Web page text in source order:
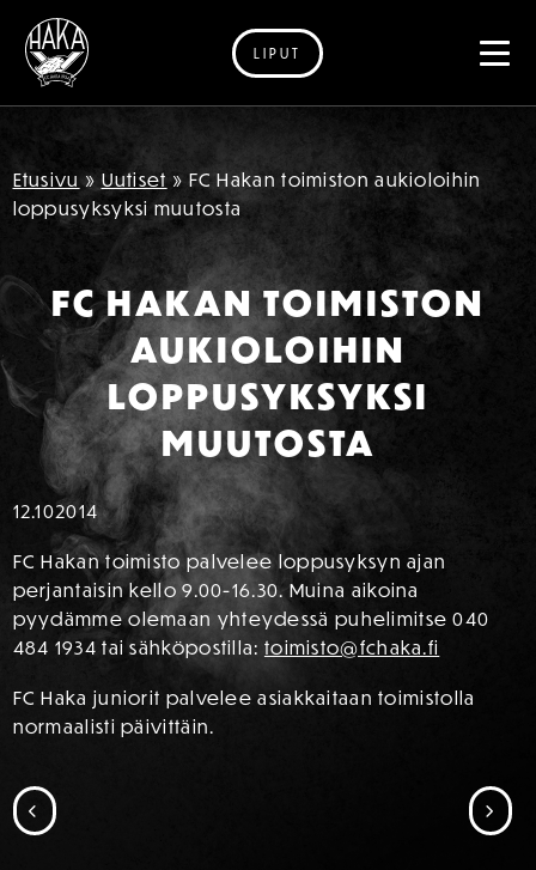
Siirry sisältöön
LIPUT
Etusivu » Uutiset » FC Hakan toimiston aukioloihin
loppusyksyksi muutosta
FC HAKAN TOIMISTON
AUKIOLOIHIN
LOPPUSYKSYKSI
MUUTOSTA
12.102014
FC Hakan toimisto palvelee loppusyksyn ajan
perjantaisin kello 9.00-16.30. Muina aikoina
pyydämme olemaan yhteydessä puhelimitse 040
484 1934 tai sähköpostilla: toimisto@fchaka.fi
FC Haka juniorit palvelee asiakkaitaan toimistolla
normaalisti päivittäin.
SIIRRY EDELLISEEN